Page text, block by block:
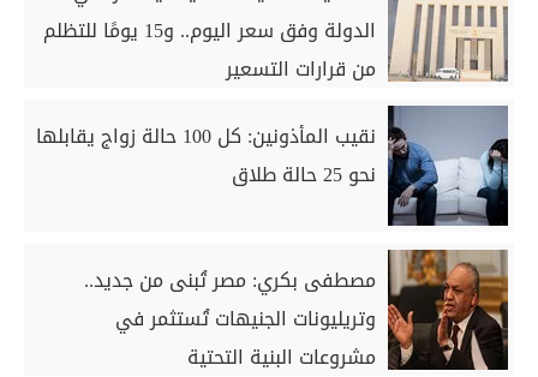
الدولة وفق سعر اليوم.. و15 يومًا للتظلم
من قرارات التسعير
نقيب المأذونين: كل 100 حالة زواج يقابلها
نحو 25 حالة طلاق
مصطفى بكري: مصر تُبنى من جديد..
وتريليونات الجنيهات تُستثمر في
مشروعات البنية التحتية